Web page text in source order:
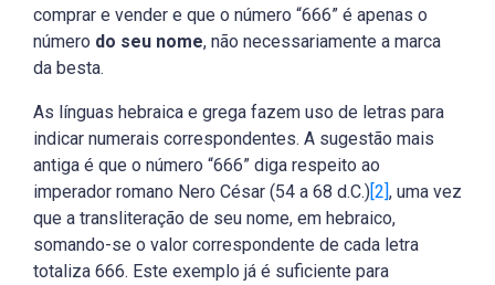
comprar e vender e que o número “666” é apenas o
número do seu nome, não necessariamente a marca
da besta.
As línguas hebraica e grega fazem uso de letras para
indicar numerais correspondentes. A sugestão mais
antiga é que o número “666” diga respeito ao
imperador romano Nero César (54 a 68 d.C.)[2], uma vez
que a transliteração de seu nome, em hebraico,
somando-se o valor correspondente de cada letra
totaliza 666. Este exemplo já é suficiente para